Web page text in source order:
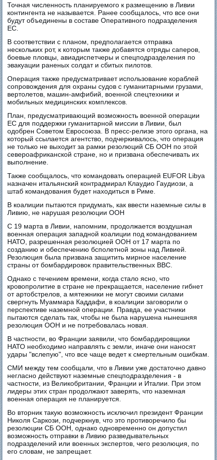
Точная численность планируемого к размещению в Ливии
контингента не называется. Ранее сообщалось, что все они
будут объединены в составе Оперативного подразделения
ЕС.
В соответствии с планом, предполагается отправка
нескольких рот, к которым также добавятся отряды саперов,
боевые пловцы, авиадиспетчеры и спецподразделения по
эвакуации раненых солдат и сбитых пилотов.
Операция также предусматривает использование кораблей
сопровождения для охраны судов с гуманитарными грузами,
вертолетов, машин-амфибий, военной спецтехники и
мобильных медицинских комплексов.
План, предусматривающий возможность военной операции
ЕС для поддержки гуманитарной миссии в Ливии, был
одобрен Советом Евросоюза. В пресс-релизе этого органа, на
который ссылается агентство, подчеркивалось, что операция
не только не выходит за рамки резолюций СБ ООН по этой
североафриканской стране, но и призвана обеспечивать их
выполнение.
Также сообщалось, что командовать операцией EUFOR Libya
назначен итальянский контрадмирал Клаудио Гаудиози, а
штаб командования будет находиться в Риме.
В коалиции пытаются придумать, как ввести наземные силы в
Ливию, не нарушая резолюции ООН
С 19 марта в Ливии, напомним, продолжается воздушная
военная операция западной коалиции под командованием
НАТО, разрешенная резолюцией ООН от 17 марта по
созданию и обеспечению бсполетной зоны над Ливией.
Резолюция была призвана защитить мирное население
страны от бомбардировок правительственных ВВС.
Однако с течением времени, когда стало ясно, что
кровопролитие в стране не прекращается, население гибнет
от артобстрелов, а мятежники не могут своими силами
свергнуть Муаммара Каддафи, в коалиции заговорили о
перспективе наземной операции. Правда, ее участники
пытаются сделать так, чтобы не была нарушена нынешняя
резолюция ООН и не потребовалась новая.
В частности, во Франции заявили, что бомбардировщики
НАТО необходимо направлять с земли, иначе они наносят
удары "вслепую", что все чаще ведет к смертельным ошибкам.
СМИ между тем сообщали, что в Ливии уже достаточно давно
негласно действуют наземные спецподразделения - в
частности, из Великобритании, Франции и Италии. При этом
лидеры этих стран продолжают заверять, что наземная
военная операция не планируется.
Во вторник такую возможность исключил президент Франции
Николя Саркози, подчеркнув, что это противоречило бы
резолюции СБ ООН, однако одновременно он допустил
возможность отправки в Ливию разведывательных
подразделений или военных экспертов, чего резолюция, по
его словам, не запрещает.